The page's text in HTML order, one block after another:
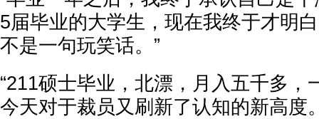
5届毕业的大学生，现在我终于才明白
不是一句玩笑话。”
“211硕士毕业，北漂，月入五千多，
今天对于裁员又刷新了认知的新高度